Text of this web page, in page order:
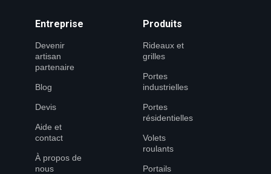
Entreprise
Devenir
artisan
partenaire
Blog
Devis
Aide et
contact
À propos de
nous
Produits
Rideaux et
grilles
Portes
industrielles
Portes
résidentielles
Volets
roulants
Portails